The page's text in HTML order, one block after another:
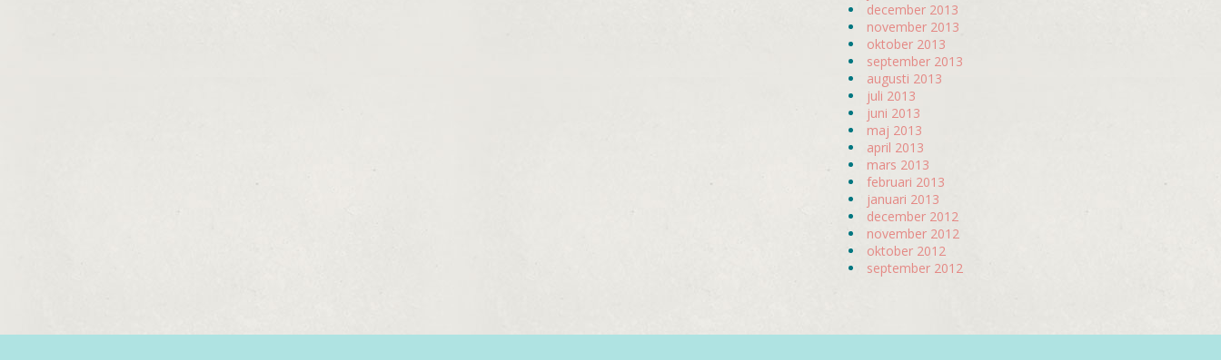
december 2013
november 2013
oktober 2013
september 2013
augusti 2013
juli 2013
juni 2013
maj 2013
april 2013
mars 2013
februari 2013
januari 2013
december 2012
november 2012
oktober 2012
september 2012